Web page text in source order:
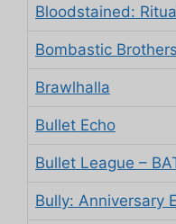
Bloodstained:
Bombastic
Brawlhalla
Bullet Echo
Bullet League –
Bully: Anniversary